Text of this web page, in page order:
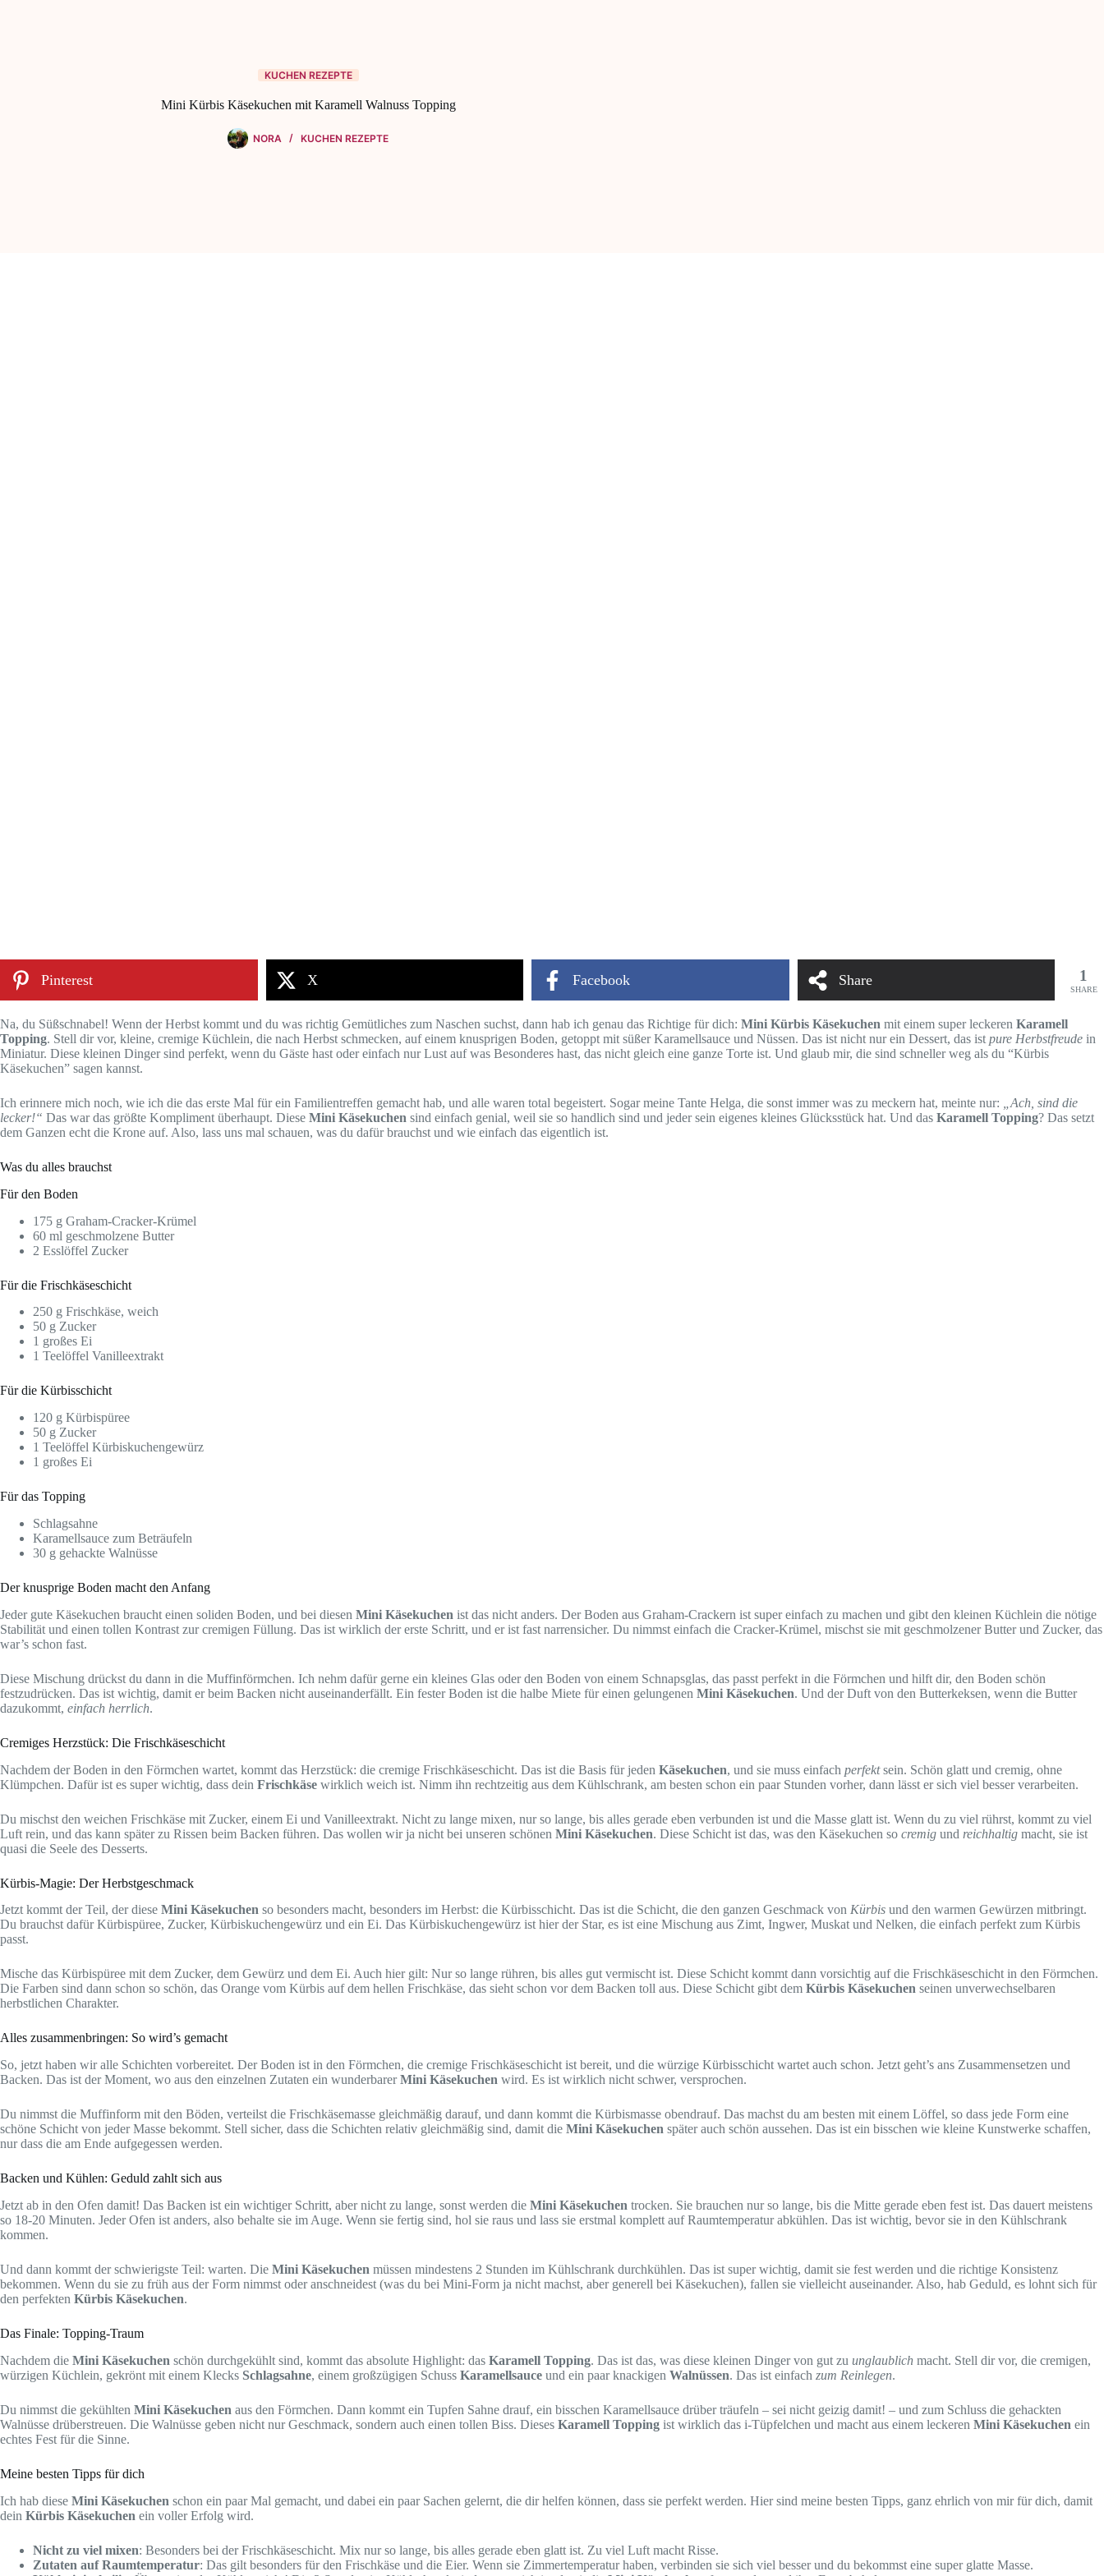
KUCHEN REZEPTE
Mini Kürbis Käsekuchen mit Karamell Walnuss Topping
NORA KUCHEN REZEPTE
Pinterest X Facebook Share 1
SHARE
Na, du Süßschnabel! Wenn der Herbst kommt und du was richtig Gemütliches zum Naschen suchst, dann hab ich genau das Richtige für dich: Mini Kürbis Käsekuchen mit einem super leckeren Karamell
Topping. Stell dir vor, kleine, cremige Küchlein, die nach Herbst schmecken, auf einem knusprigen Boden, getoppt mit süßer Karamellsauce und Nüssen. Das ist nicht nur ein Dessert, das ist pure Herbstfreude in
Miniatur. Diese kleinen Dinger sind perfekt, wenn du Gäste hast oder einfach nur Lust auf was Besonderes hast, das nicht gleich eine ganze Torte ist. Und glaub mir, die sind schneller weg als du “Kürbis
Käsekuchen” sagen kannst.
Ich erinnere mich noch, wie ich die das erste Mal für ein Familientreffen gemacht hab, und alle waren total begeistert. Sogar meine Tante Helga, die sonst immer was zu meckern hat, meinte nur:
„Ach, sind die
lecker!“ Das war das größte Kompliment überhaupt. Diese Mini Käsekuchen sind einfach genial, weil sie so handlich sind und jeder sein eigenes kleines Glücksstück hat. Und das Karamell Topping? Das setzt
dem Ganzen echt die Krone auf. Also, lass uns mal schauen, was du dafür brauchst und wie einfach das eigentlich ist.
Was du alles brauchst
Für den Boden
175 g Graham-Cracker-Krümel
60 ml geschmolzene Butter
2 Esslöffel Zucker
Für die Frischkäseschicht
250 g Frischkäse, weich
50 g Zucker
1 großes Ei
1 Teelöffel Vanilleextrakt
Für die Kürbisschicht
120 g Kürbispüree
50 g Zucker
1 Teelöffel Kürbiskuchengewürz
1 großes Ei
Für das Topping
Schlagsahne
Karamellsauce zum Beträufeln
30 g gehackte Walnüsse
Der knusprige Boden macht den Anfang
Jeder gute Käsekuchen braucht einen soliden Boden, und bei diesen Mini Käsekuchen ist das nicht anders. Der Boden aus Graham-Crackern ist super einfach zu machen und gibt den kleinen Küchlein die nötige
Stabilität und einen tollen Kontrast zur cremigen Füllung. Das ist wirklich der erste Schritt, und er ist fast narrensicher. Du nimmst einfach die Cracker-Krümel, mischst sie mit geschmolzener Butter und Zucker, das
war’s schon fast.
Diese Mischung drückst du dann in die Muffinförmchen. Ich nehm dafür gerne ein kleines Glas oder den Boden von einem Schnapsglas, das passt perfekt in die Förmchen und hilft dir, den Boden schön
festzudrücken. Das ist wichtig, damit er beim Backen nicht auseinanderfällt. Ein fester Boden ist die halbe Miete für einen gelungenen Mini Käsekuchen. Und der Duft von den Butterkeksen, wenn die Butter
dazukommt, einfach herrlich.
Cremiges Herzstück: Die Frischkäseschicht
Nachdem der Boden in den Förmchen wartet, kommt das Herzstück: die cremige Frischkäseschicht. Das ist die Basis für jeden Käsekuchen, und sie muss einfach perfektsein. Schön glatt und cremig, ohne
Klümpchen. Dafür ist es super wichtig, dass dein Frischkäse wirklich weich ist. Nimm ihn rechtzeitig aus dem Kühlschrank, am besten schon ein paar Stunden vorher, dann lässt er sich viel besser verarbeiten.
Du mischst den weichen Frischkäse mit Zucker, einem Ei und Vanilleextrakt. Nicht zu lange mixen, nur so lange, bis alles gerade eben verbunden ist und die Masse glatt ist. Wenn du zu viel rührst, kommt zu viel
Luft rein, und das kann später zu Rissen beim Backen führen. Das wollen wir ja nicht bei unseren schönen Mini Käsekuchen. Diese Schicht ist das, was den Käsekuchen so cremig und reichhaltig macht, sie ist
quasi die Seele des Desserts.
Kürbis-Magie: Der Herbstgeschmack
Jetzt kommt der Teil, der diese Mini Käsekuchen so besonders macht, besonders im Herbst: die Kürbisschicht. Das ist die Schicht, die den ganzen Geschmack von Kürbis und den warmen Gewürzen mitbringt.
Du brauchst dafür Kürbispüree, Zucker, Kürbiskuchengewürz und ein Ei. Das Kürbiskuchengewürz ist hier der Star, es ist eine Mischung aus Zimt, Ingwer, Muskat und Nelken, die einfach perfekt zum Kürbis
passt.
Mische das Kürbispüree mit dem Zucker, dem Gewürz und dem Ei. Auch hier gilt: Nur so lange rühren, bis alles gut vermischt ist. Diese Schicht kommt dann vorsichtig auf die Frischkäseschicht in den Förmchen.
Die Farben sind dann schon so schön, das Orange vom Kürbis auf dem hellen Frischkäse, das sieht schon vor dem Backen toll aus. Diese Schicht gibt dem Kürbis Käsekuchen seinen unverwechselbaren
herbstlichen Charakter.
Alles zusammenbringen: So wird’s gemacht
So, jetzt haben wir alle Schichten vorbereitet. Der Boden ist in den Förmchen, die cremige Frischkäseschicht ist bereit, und die würzige Kürbisschicht wartet auch schon. Jetzt geht’s ans Zusammensetzen und
Backen. Das ist der Moment, wo aus den einzelnen Zutaten ein wunderbarerMini Käsekuchen wird. Es ist wirklich nicht schwer, versprochen.
Du nimmst die Muffinform mit den Böden, verteilst die Frischkäsemasse gleichmäßig darauf, und dann kommt die Kürbismasse obendrauf. Das machst du am besten mit einem Löffel, so dass jede Form eine
schöne Schicht von jeder Masse bekommt. Stell sicher, dass die Schichten relativ gleichmäßig sind, damit die Mini Käsekuchen später auch schön aussehen. Das ist ein bisschen wie kleine Kunstwerke schaffen,
nur dass die am Ende aufgegessen werden.
Backen und Kühlen: Geduld zahlt sich aus
Jetzt ab in den Ofen damit! Das Backen ist ein wichtiger Schritt, aber nicht zu lange, sonst werden die Mini Käsekuchen trocken. Sie brauchen nur so lange, bis die Mitte gerade eben fest ist. Das dauert meistens
so 18-20 Minuten. Jeder Ofen ist anders, also behalte sie im Auge. Wenn sie fertig sind, hol sie raus und lass sie erstmal komplett auf Raumtemperatur abkühlen. Das ist wichtig, bevor sie in den Kühlschrank
kommen.
Und dann kommt der schwierigste Teil: warten. Die Mini Käsekuchen müssen mindestens 2 Stunden im Kühlschrank durchkühlen. Das ist super wichtig, damit sie fest werden und die richtige Konsistenz
bekommen. Wenn du sie zu früh aus der Form nimmst oder anschneidest (was du bei Mini-Form ja nicht machst, aber generell bei Käsekuchen), fallen sie vielleicht auseinander. Also, hab Geduld, es lohnt sich für
den perfekten Kürbis Käsekuchen.
Das Finale: Topping-Traum
Nachdem die Mini Käsekuchen schön durchgekühlt sind, kommt das absolute Highlight: das Karamell Topping. Das ist das, was diese kleinen Dinger von gut zu unglaublich macht. Stell dir vor, die cremigen,
würzigen Küchlein, gekrönt mit einem Klecks Schlagsahne, einem großzügigen Schuss Karamellsauce und ein paar knackigen Walnüssen. Das ist einfach zum Reinlegen.
Du nimmst die gekühlten Mini Käsekuchen aus den Förmchen. Dann kommt ein Tupfen Sahne drauf, ein bisschen Karamellsauce drüber träufeln – sei nicht geizig damit! – und zum Schluss die gehackten
Walnüsse drüberstreuen. Die Walnüsse geben nicht nur Geschmack, sondern auch einen tollen Biss. Dieses Karamell Topping ist wirklich das i-Tüpfelchen und macht aus einem leckeren Mini Käsekuchen ein
echtes Fest für die Sinne.
Meine besten Tipps für dich
Ich hab diese Mini Käsekuchen schon ein paar Mal gemacht, und dabei ein paar Sachen gelernt, die dir helfen können, dass sie perfekt werden. Hier sind meine besten Tipps, ganz ehrlich von mir für dich, damit
dein Kürbis Käsekuchen ein voller Erfolg wird.
Nicht zu viel mixen: Besonders bei der Frischkäseschicht. Mix nur so lange, bis alles gerade eben glatt ist. Zu viel Luft macht Risse.
Zutaten auf Raumtemperatur: Das gilt besonders für den Frischkäse und die Eier. Wenn sie Zimmertemperatur haben, verbinden sie sich viel besser und du bekommst eine super glatte Masse.